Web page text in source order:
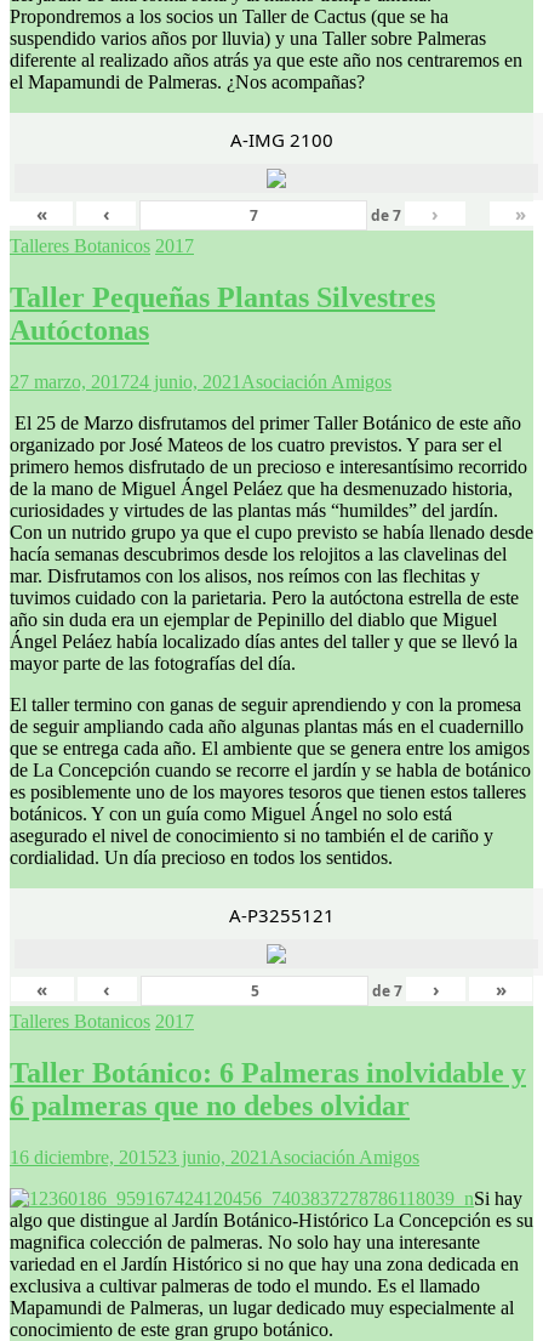
Propondremos a los socios un Taller de Cactus (que se ha
suspendido varios años por lluvia) y una Taller sobre Palmeras
diferente al realizado años atrás ya que este año nos centraremos en
el Mapamundi de Palmeras. ¿Nos acompañas?
A-IMG 2100
« ‹ de7 › »
Talleres Botanicos 2017
Taller Pequeñas Plantas Silvestres
Autóctonas
27 marzo, 201724 junio, 2021 Asociación Amigos
El 25 de Marzo disfrutamos del primer Taller Botánico de este año
organizado por José Mateos de los cuatro previstos. Y para ser el
primero hemos disfrutado de un precioso e interesantísimo recorrido
de la mano de Miguel Ángel Peláez que ha desmenuzado historia,
curiosidades y virtudes de las plantas más “humildes” del jardín.
Con un nutrido grupo ya que el cupo previsto se había llenado desde
hacía semanas descubrimos desde los relojitos a las clavelinas del
mar. Disfrutamos con los alisos, nos reímos con las flechitas y
tuvimos cuidado con la parietaria. Pero la autóctona estrella de este
año sin duda era un ejemplar de Pepinillo del diablo que Miguel
Ángel Peláez había localizado días antes del taller y que se llevó la
mayor parte de las fotografías del día.
El taller termino con ganas de seguir aprendiendo y con la promesa
de seguir ampliando cada año algunas plantas más en el cuadernillo
que se entrega cada año. El ambiente que se genera entre los amigos
de La Concepción cuando se recorre el jardín y se habla de botánico
es posiblemente uno de los mayores tesoros que tienen estos talleres
botánicos. Y con un guía como Miguel Ángel no solo está
asegurado el nivel de conocimiento si no también el de cariño y
cordialidad. Un día precioso en todos los sentidos.
A-P3255121
« ‹ de7 › »
Talleres Botanicos 2017
Taller Botánico: 6 Palmeras inolvidable y
6 palmeras que no debes olvidar
16 diciembre, 201523 junio, 2021 Asociación Amigos
Si hay
algo que distingue al Jardín Botánico-Histórico La Concepción es su
magnifica colección de palmeras. No solo hay una interesante
variedad en el Jardín Histórico si no que hay una zona dedicada en
exclusiva a cultivar palmeras de todo el mundo. Es el llamado
Mapamundi de Palmeras, un lugar dedicado muy especialmente al
conocimiento de este gran grupo botánico.